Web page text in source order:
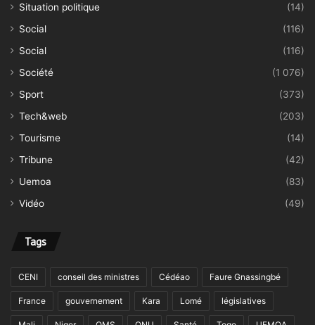
Situation politique
(14)
Social
(116)
Social
(116)
Société
(1 076)
Sport
(373)
Tech&web
(203)
Tourisme
(14)
Tribune
(42)
Uemoa
(83)
Vidéo
(49)
Tags
CENI conseil des ministres Cédéao Faure Gnassingbé
France gouvernement Kara Lomé législatives